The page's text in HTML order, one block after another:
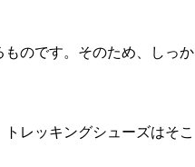
のです。そのため、しっか
レッキングシューズはそこ